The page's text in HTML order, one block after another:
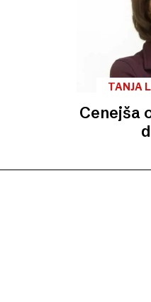
TANJA
Cenejša